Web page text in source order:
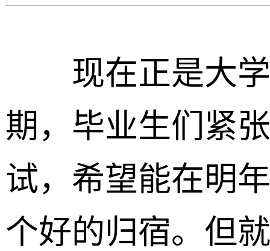
现在正是大学
期，毕业生们紧
试，希望能在明
个好的归宿。但